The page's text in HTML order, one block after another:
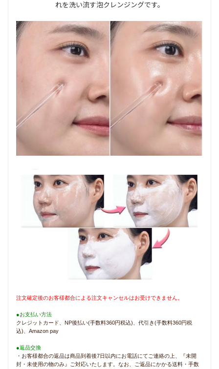
れを洗い流す泡クレンジングです。
注文確定後のお客様都合による注文キャンセルはお受けできません。
●お支払い方法
クレジットカード、NP後払い(手数料360円税込)、代引き(手数料360円税
込)、Amazon pay
●返品交換
・お客様都合の返品は商品到着後7日以内にお電話にてご連絡の上、『未開
封・未使用の物のみ』ご対応いたします。なお、ご返品にかかる送料・手数